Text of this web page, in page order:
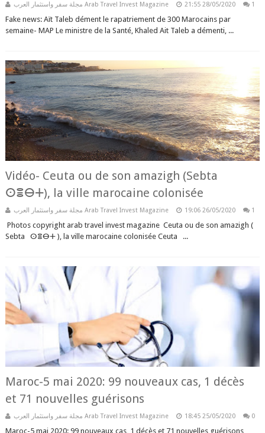
مجلة سفر واستثمار العرب Arab Travel Invest Magazine 21:55 28/05/2020 1
Fake news: Aït Taleb dément le rapatriement de 300 Marocains par
semaine- MAP Le ministre de la Santé, Khaled Ait Taleb a démenti, ...
Vidéo- Ceuta ou de son amazigh (Sebta
ⵙⴻⴱⵜ), la ville marocaine colonisée
مجلة سفر واستثمار العرب Arab Travel Invest Magazine 19:06 26/05/2020 1
Photos copyright arab travel invest magazine Ceuta ou de son amazigh (
Sebta ⵙⴻⴱⵜ ), la ville marocaine colonisée Ceuta ...
Maroc-5 mai 2020: 99 nouveaux cas, 1 décès
et 71 nouvelles guérisons
مجلة سفر واستثمار العرب Arab Travel Invest Magazine 18:45 25/05/2020 0
Maroc-5 mai 2020: 99 nouveaux cas, 1 décès et 71 nouvelles guérisons